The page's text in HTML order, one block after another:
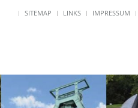
SITEMAP LINKS IMPRESSUM